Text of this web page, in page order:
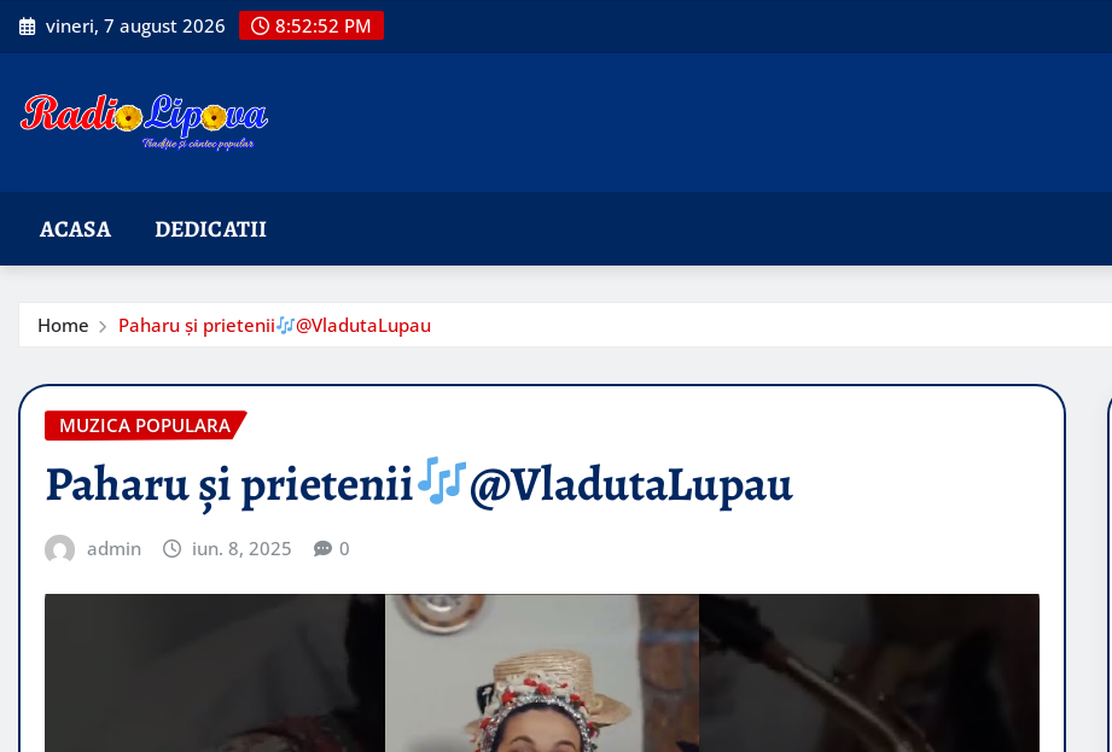
Skip
to
vineri, 7 august 2026 8:52:53 PM
ACASA DEDICATII
Home Paharu și prietenii @VladutaLupau
MUZICA POPULARA
Paharu și prietenii @VladutaLupau
admin iun. 8, 2025 0